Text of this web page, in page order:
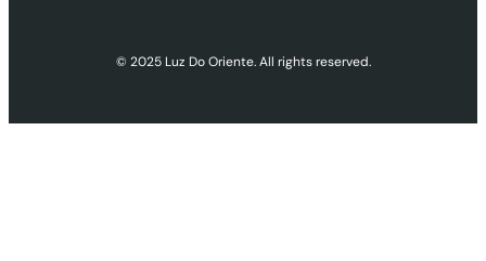
© 2025 Luz Do Oriente. All rights reserved.